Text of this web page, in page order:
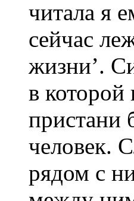
читала я
сейчас
жизни’.
в которой
пристани
человек.
рядом с